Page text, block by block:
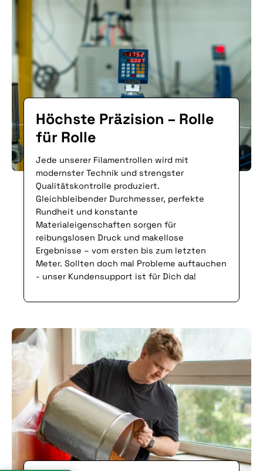
Höchste Präzision – Rolle
für Rolle
Jede unserer Filamentrollen wird mit
modernster Technik und strengster
Qualitätskontrolle produziert.
Gleichbleibender Durchmesser, perfekte
Rundheit und konstante
Materialeigenschaften sorgen für
reibungslosen Druck und makellose
Ergebnisse – vom ersten bis zum letzten
Meter. Sollten doch mal Probleme auftauchen
- unser Kundensupport ist für Dich da!